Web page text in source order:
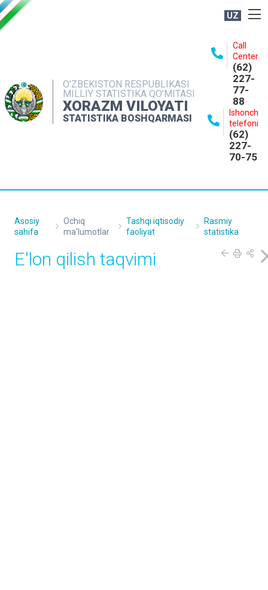
UZ
O'ZBEKISTON RESPUBLIKASI
MILLIY STATISTIKA QO'MITASI
XORAZM VILOYATI
STATISTIKA BOSHQARMASI
Call
Center
(62)
227-
77-
88
Ishonch
telefoni
(62)
227-
70-75
NASHRLAR
INTERAKTIV XIZMATLAR
MATBUOT XIZMATI
Asosiy
sahifa
Ochiq
ma'lumotlar
Tashqi iqtisodiy
faoliyat
Rasmiy
statistika
E'lon qilish taqvimi